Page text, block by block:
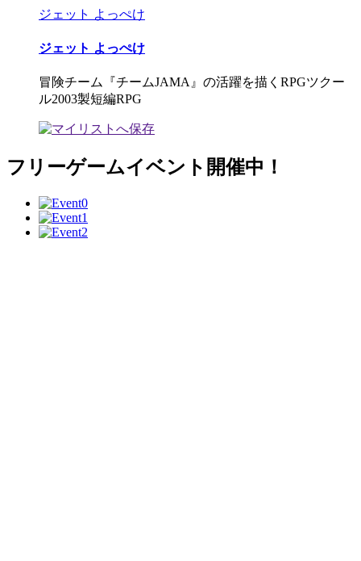
ジェット よっぺけ
ジェット よっぺけ
冒険チーム『チームJAMA』の活躍を描くRPGツクー
ル2003製短編RPG
フリーゲームイベント開催中！